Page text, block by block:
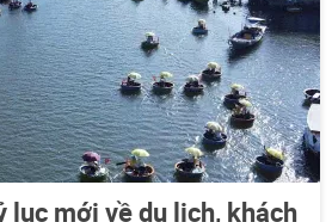
lục mới về du lịch, khách